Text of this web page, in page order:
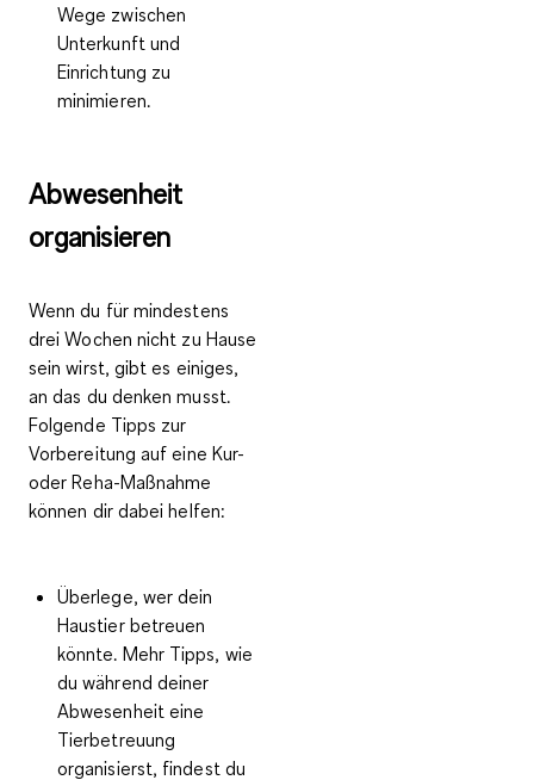
Wege zwischen
Unterkunft und
Einrichtung zu
minimieren.
Abwesenheit
organisieren
Wenn du für mindestens
drei Wochen nicht zu Hause
sein wirst, gibt es einiges,
an das du denken musst.
Folgende Tipps zur
Vorbereitung auf eine Kur-
oder Reha-Maßnahme
können dir dabei helfen:
Überlege, wer dein
Haustierbetreuen
könnte. Mehr Tipps, wie
du während deiner
Abwesenheit eine
Tierbetreuung
organisierst, findest du